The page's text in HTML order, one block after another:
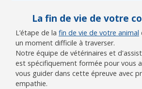
La fin de vie de votre
L’étape de la fin de vie de votre animal
un moment difficile à traverser.
Notre équipe de vétérinaires et
est spécifiquement formée pour vous
vous guider dans cette épreuve avec
empathie.